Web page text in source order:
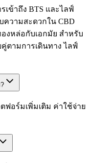
ข้าถึง BTS และไลฟ์
วามสะดวกใน CBD
งหล่อกับเอกมัย สำหรับ
คู่ตามการเดินทาง ไลฟ์
ฟอร์มเพิ่มเติม ค่าใช้จ่าย